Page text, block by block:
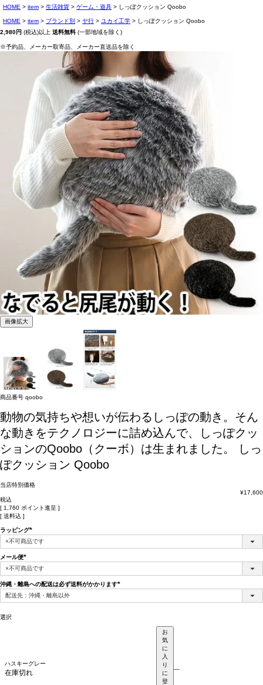
HOME item 生活雑貨 ゲーム・遊具 しっぽクッション Qoobo
HOME item ブランド別 ヤ行 ユカイ工学
しっぽクッション Qoobo
2,980円 (税込)以上 送料無料 (一部地域を除く)
※予約品、メーカー取寄品、メーカー直送品を除く
画像拡大
商品番号 qoobo
動物の気持ちや想いが伝わるしっぽの動き。そん
な動きをテクノロジーに詰め込んで、しっぽクッ
ションのQoobo（クーボ）は生まれました。
しっ
ぽクッション Qoobo
当店特別価格
¥17,600
税込
[ 1,760 ポイント進呈 ]
送料込
ラッピング
(必
メール便
(必
須)
沖縄・離島への配送は必ず送料がかかります
選択
ハスキーグレー
在庫切れ
お
気
に
入
り
に
登
—